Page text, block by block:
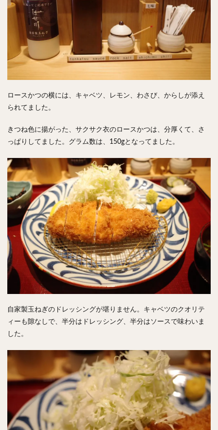
ロースかつの横には、キャベツ、レモン、わさび、からしが添え
られてました。
きつね色に揚がった、サクサク衣のロースかつは、分厚くて、さ
っぱりしてました。グラム数は、150gとなってました。
自家製玉ねぎのドレッシングが堪りません。キャベツのクオリテ
ィーも隙なしで、半分はドレッシング、半分はソースで味わいま
した。